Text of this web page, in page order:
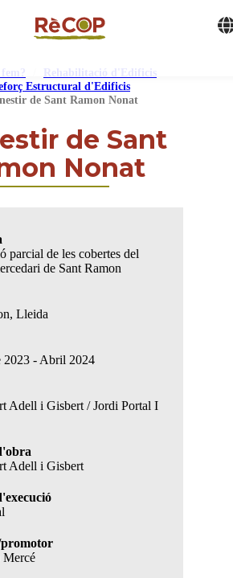
Rehabilitació d'Edificis
Estructural d'Edificis
de Sant Ramon Nonat
de Sant
Nonat
parcial de les cobertes del
de Sant Ramon
Lleida
2023 - Abril 2024
Adell i Gisbert / Jordi Portal I
Adell i Gisbert
Mercé